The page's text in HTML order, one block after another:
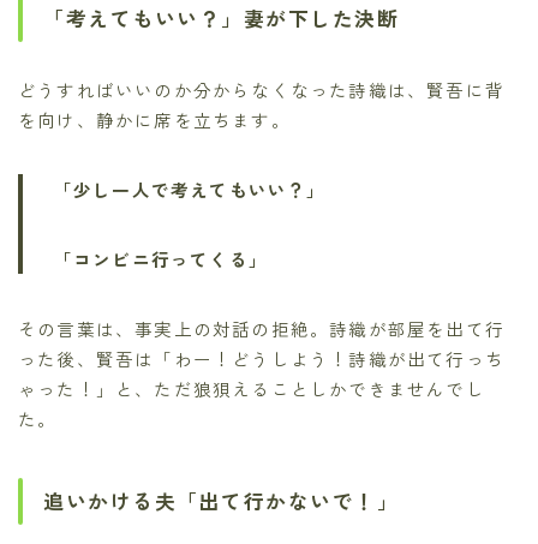
「考えてもいい？」妻が下した決断
どうすればいいのか分からなくなった詩織は、賢吾に背
を向け、静かに席を立ちます。
「少し一人で考えてもいい？」
「コンビニ行ってくる」
その言葉は、事実上の対話の拒絶。詩織が部屋を出て行
った後、賢吾は「わー！どうしよう！詩織が出て行っち
ゃった！」と、ただ狼狽えることしかできませんでし
た。
追いかける夫「出て行かないで！」